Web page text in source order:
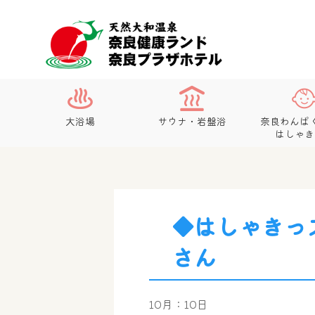
大浴場 サウナ・岩盤浴
奈良わんぱ
はしゃ
◆はしゃきっ
さん
10月：10日